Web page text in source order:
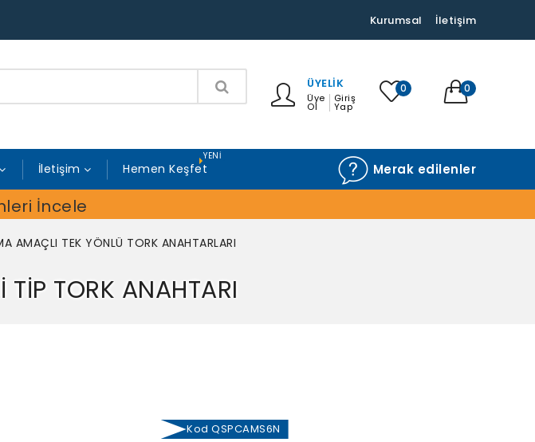
Kurumsal İletişim
ÜYELIK
Üye
Ol
Giriş
Yap
0 0
İletişim Hemen Keşfet
YENI
Merak edilenler
İncele
AMAÇLI TEK YÖNLÜ TORK ANAHTARLARI
TORK ANAHTARI
Kod QSPCAMS6N